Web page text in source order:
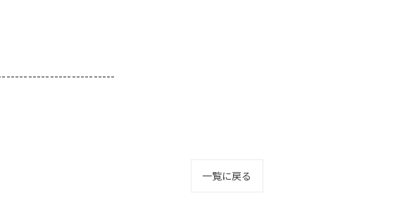
一覧に戻る